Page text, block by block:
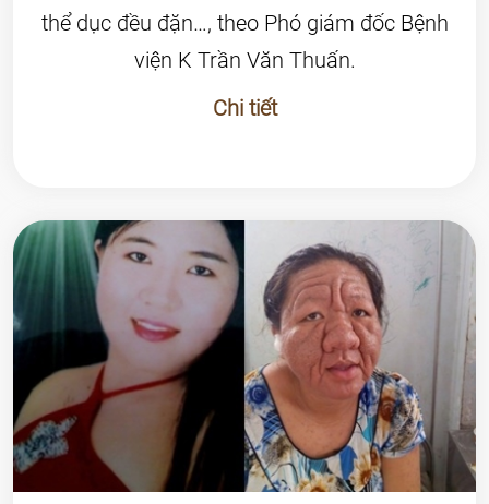
thể dục đều đặn…, theo Phó giám đốc Bệnh
viện K Trần Văn Thuấn.
Chi tiết